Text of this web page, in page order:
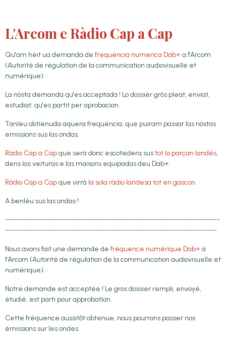
L'Arcom e Ràdio Cap a Cap
Qu'am hèit ua demanda de frequéncia numerica Dab+ a l'Arcom
(Autorité de régulation de la communication audiovisuelle et
numérique).
La nòsta demanda qu'es acceptada ! Lo dossièr gròs pleat, enviat,
estudiat, qu'es partit per aprobacion.
Tanlèu obtienuda aquera frequéncia, que puiram passar las nòstas
emissions sus las ondas.
Ràdio Cap a Capque serà donc escotedera sustot lo parçan landés,
dens las veituras e las maisons equipadas deu Dab+.
Ràdio Cap a Capque virrà la sola ràdio landesa tot en gascon.
A benlèu sus las ondas !
-----------------------------------------------------------------------
----------------------------------------------------------------------
Nous avons fait une demande de fréquence numérique Dab+ à
l'Arcom (Autorité de régulation de la communication audiovisuelle et
numérique).
Notre demande est acceptée ! Le gros dossier rempli, envoyé,
étudié, est parti pour approbation.
Cette fréquence aussitôt obtenue, nous pourrons passer nos
émissions sur les ondes.